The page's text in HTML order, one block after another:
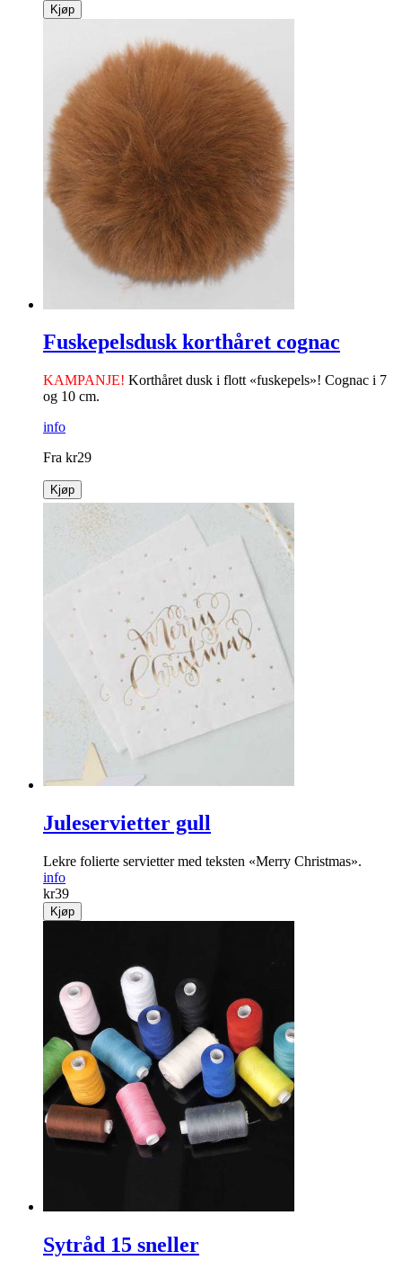
Kjøp
Fuskepelsdusk korthåret cognac
KAMPANJE! Korthåret dusk i flott «fuskepels»! Cognac i 7
og 10 cm.
info
Fra kr29
Kjøp
Juleservietter gull
Lekre folierte servietter med teksten «Merry Christ­mas».
info
kr39
Kjøp
Sytråd 15 sneller